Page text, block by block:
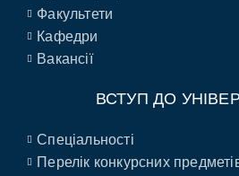
Факультети
Кафедри
Вакансії
ВСТУП ДО
Спеціальності
Перелік конкурсних